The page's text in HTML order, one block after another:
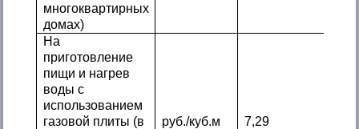
многоквартирных
домах)
На
приготовление
пищи и нагрев
воды с
использованием
газовой плиты (в
руб./куб.м 7,29